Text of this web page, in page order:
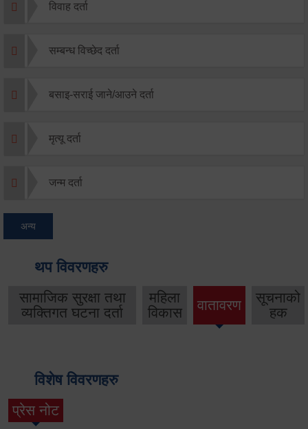
विवाह दर्ता
सम्बन्ध विच्छेद दर्ता
बसाइ-सराई जाने/आउने दर्ता
मृत्यू दर्ता
जन्म दर्ता
अन्य
थप विवरणहरु
सामाजिक सुरक्षा तथा
व्यक्तिगत घटना दर्ता
महिला
विकास
वातावरण
सूचनाको
हक
विशेष विवरणहरु
प्रेस नोट